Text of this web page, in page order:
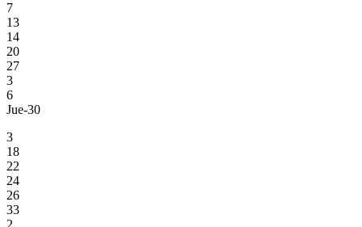
7
13
14
20
27
3
6
Jue-30
3
18
22
24
26
33
2